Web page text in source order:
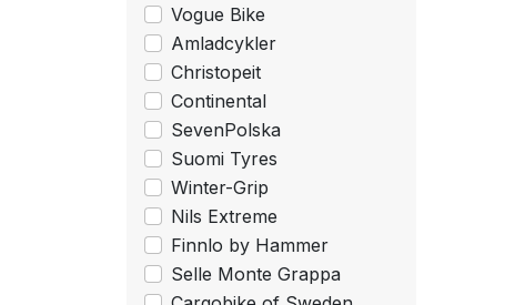
Vogue Bike
Amladcykler
Christopeit
Continental
SevenPolska
Suomi Tyres
Winter-Grip
Nils Extreme
Finnlo by Hammer
Selle Monte Grappa